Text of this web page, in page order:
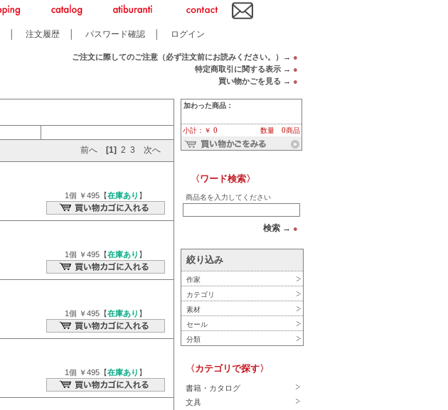
注文履歴 パスワード確認 ログイン
ご注文に際してのご注意（必ず注文前にお読みください。）→ ●
特定商取引に関する表示 → ●
買い物かごを見る → ●
前へ [1] 2 3 次へ
1個 ￥495【在庫あり 】
1個 ￥495【在庫あり 】
1個 ￥495【在庫あり 】
1個 ￥495【在庫あり 】
加わった商品：
小計：￥ 0 数量 0商品
〈ワード検索〉
商品名を入力してください
検索 → ●
絞り込み
作家
カテゴリ
素材
セール
分類
〈カテゴリで探す〉
書籍・カタログ
文具